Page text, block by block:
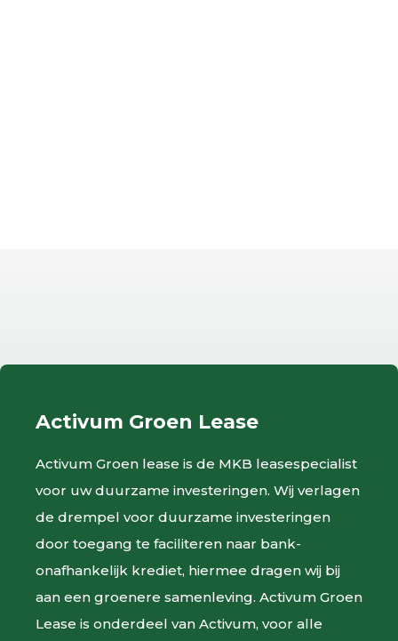
Activum Groen Lease
Activum Groen lease is de MKB leasespecialist
voor uw duurzame investeringen. Wij verlagen
de drempel voor duurzame investeringen
door toegang te faciliteren naar bank-
onafhankelijk krediet, hiermee dragen wij bij
aan een groenere samenleving. Activum Groen
Lease is onderdeel van Activum, voor alle